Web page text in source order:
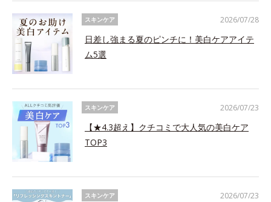
スキンケア
日差し強まる夏のピンチに！美白ケアアイテ
ム5選
2026/07/28
スキンケア
【★4.3超え】クチコミで大人気の美白ケア
TOP3
2026/07/23
スキンケア 2026/07/23